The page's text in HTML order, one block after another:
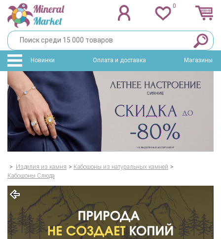
0
Новинки Оплата и доставка Магазины
> Изделия из камня > Кабошоны из натуральных камней >
Кабошоны Слюда